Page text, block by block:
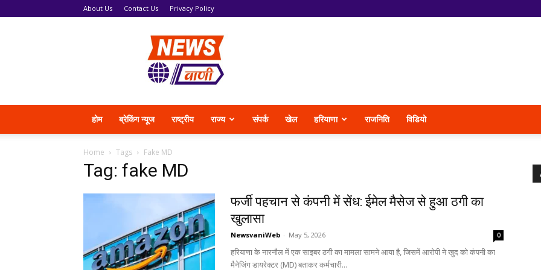
About Us Contact Us Privacy Policy
News
Vani
होम ब्रेकिंग न्यूज राष्ट्रीय राज्य संपर्क खेल हरियाणा राजनिति विडियो
Home Tags Fake MD
Tag: fake MD
फर्जी पहचान से कंपनी में सेंध: ईमेल मैसेज से हुआ ठगी का
खुलासा
NewsvaniWeb - May 5, 2026 0
हरियाणा के नारनौल में एक साइबर ठगी का मामला सामने आया है, जिसमें आरोपी ने खुद को कंपनी का
मैनेजिंग डायरेक्टर (MD) बताकर कर्मचारी...